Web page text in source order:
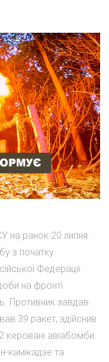
на ранок 20 липня.
з початку
Федерації
на фронті
Противник завдав
39 ракет, здійснив
керовані авіабомби.
камікадзе та